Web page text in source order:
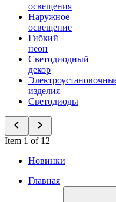
освещения
Наружное
освещение
Гибкий
неон
Светодиодный
декор
изделия
Светодиоды
Item 1 of 12
Новинки
Главная